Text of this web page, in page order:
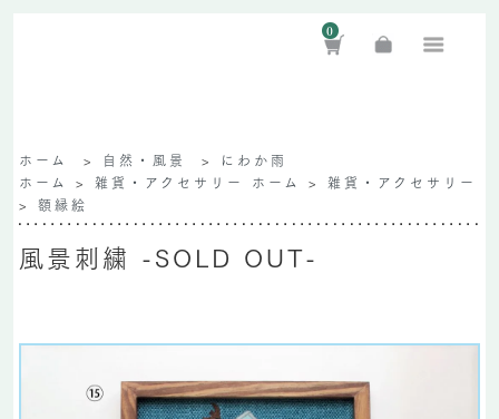
0
ホーム > 自然・風景 >
にわか雨
ホーム > 雑貨・アクセサリー ホーム > 雑貨・アクセサリー
> 額縁絵
風景刺繍 -SOLD OUT-